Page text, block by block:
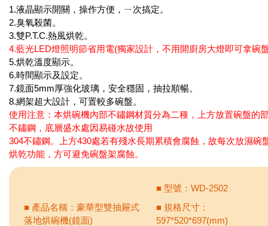
1.液晶顯示開關，操作方便，ㄧ次搞定。
2.臭氧殺菌。
3.雙P.T.C.熱風烘乾。
4.藍光LED燈照明節省用電(獨家設計，不用開廚房大燈即可拿碗
5.烘乾溫度顯示。
6.時間顯示及設定。
7.鏡面5mm厚強化玻璃，安全穩固，抽拉順暢。
8.網架超大設計，可置較多碗盤。
使用注意：本烘碗機內部不鏽鋼材質分為二種，上方放置碗盤的
不鏽鋼，底層盛水處因易碰水故使用
304不鏽鋼。上方430處若有殘水長期累積會腐蝕，故每次放濕碗
烘乾功能，方可避免碗盤架腐蝕。
■ 型號：WD-2502
■ 產品名稱：豪華型雙抽屜式
落地烘碗機(鏡面)
■ 規格尺寸：
597*520*697(mm)